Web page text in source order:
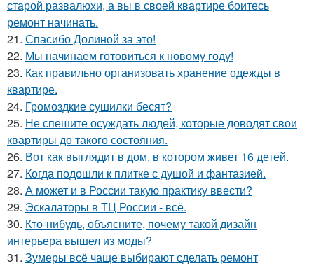
старой развалюхи, а вы в своей квартире боитесь
ремонт начинать.
21. Спасибо Долиной за это!
22. Мы начинаем готовиться к новому году!
23. Как правильно организовать хранение одежды в
квартире.
24. Громоздкие сушилки бесят?
25. Не спешите осуждать людей, которые доводят свои
квартиры до такого состояния.
26. Вот как выглядит в дом, в котором живет 16 детей.
27. Когда подошли к плитке с душой и фантазией.
28. А может и в России такую практику ввести?
29. Эскалаторы в ТЦ России - всё.
30. Кто-нибудь, объясните, почему такой дизайн
интерьера вышел из моды?
31. Зумеры всё чаще выбирают сделать ремонт